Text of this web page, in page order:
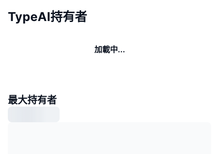
TypeAI持有者
加載中...
最大持有者